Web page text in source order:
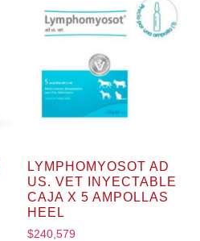
LYMPHOMYOSOT AD
US. VET INYECTABLE
CAJA X 5 AMPOLLAS
HEEL
$240,579